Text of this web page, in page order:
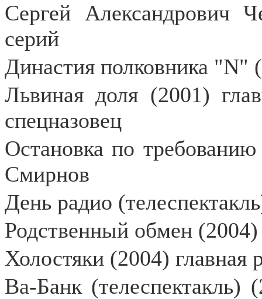
Сергей Александрович
серий
Династия полковника "N"
Львиная доля (2001)
спецназовец
Остановка по требованию
Смирнов
День радио
Родственный обмен
Холостяки (2004)
Ва-Банк (телеспектакль)